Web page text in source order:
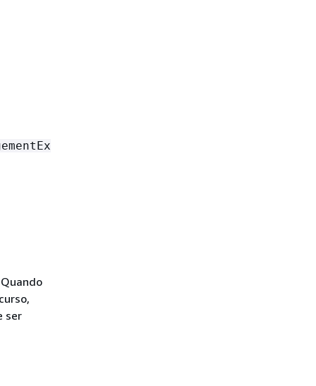
ser